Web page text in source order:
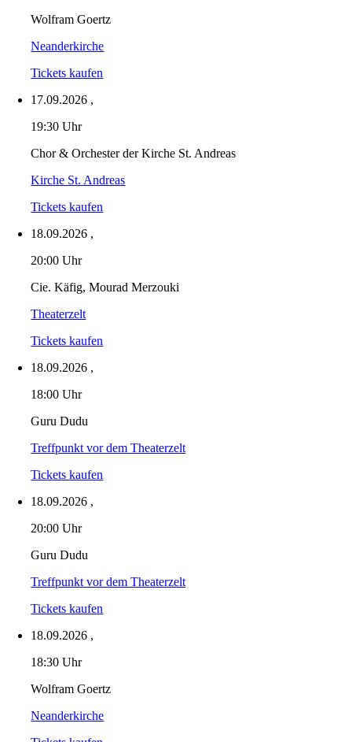
Wolfram Goertz
Neanderkirche
Tickets kaufen
17.09.2026 ,
19:30 Uhr
Chor & Orchester der Kirche St. Andreas
Kirche St. Andreas
Tickets kaufen
18.09.2026 ,
20:00 Uhr
Cie. Käfig, Mourad Merzouki
Theaterzelt
Tickets kaufen
18.09.2026 ,
18:00 Uhr
Guru Dudu
Treffpunkt vor dem Theaterzelt
Tickets kaufen
18.09.2026 ,
20:00 Uhr
Guru Dudu
Treffpunkt vor dem Theaterzelt
Tickets kaufen
18.09.2026 ,
18:30 Uhr
Wolfram Goertz
Neanderkirche